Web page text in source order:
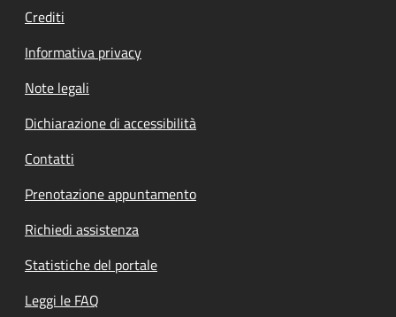
Crediti
Informativa privacy
Note legali
Dichiarazione di accessibilità
Contatti
Prenotazione appuntamento
Richiedi assistenza
Statistiche del portale
Leggi le FAQ